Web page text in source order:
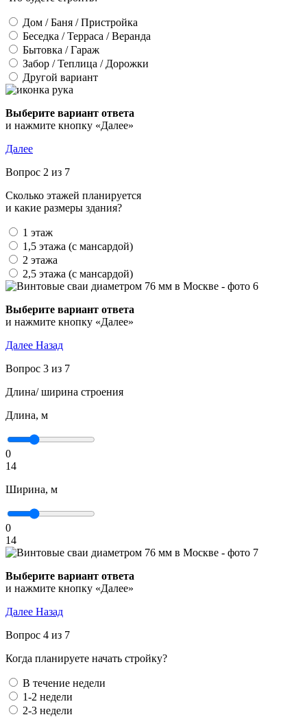
Дом / Баня / Пристройка
Беседка / Терраса / Веранда
Бытовка / Гараж
Забор / Теплица / Дорожки
Другой вариант
и нажмите кнопку «Далее»
Далее
Вопрос 2 из 7
Сколько этажей планируется
и какие размеры здания?
1 этаж
1,5 этажа (с мансардой)
2 этажа
2,5 этажа (с мансардой)
и нажмите кнопку «Далее»
Далее Назад
Вопрос 3 из 7
Длина/ ширина строения
Длина, м
0
14
Ширина, м
0
14
и нажмите кнопку «Далее»
Далее Назад
Вопрос 4 из 7
Когда планируете начать стройку?
В течение недели
1-2 недели
2-3 недели